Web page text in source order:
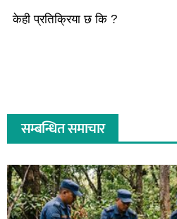
केही प्रतिक्रिया छ कि ?
सम्बन्धित समाचार